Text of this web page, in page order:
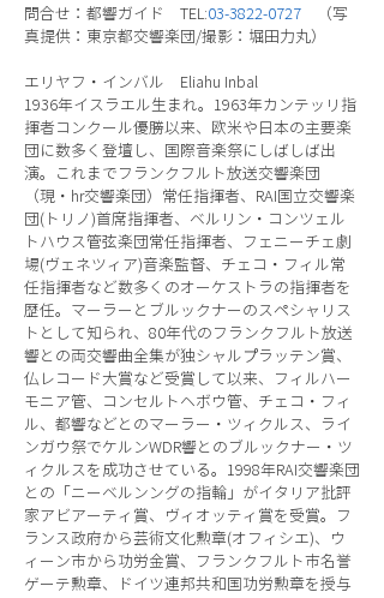
問合せ：都響ガイド TEL:03-3822-0727 （写
真提供：東京都交響楽団/撮影：堀田力丸）
エリヤフ・インバル Eliahu Inbal
1936年イスラエル生まれ。1963年カンテッリ指
揮者コンクール優勝以来、欧米や日本の主要楽
団に数多く登壇し、国際音楽祭にしばしば出
演。これまでフランクフルト放送交響楽団
（現・hr交響楽団）常任指揮者、RAI国立交響楽
団(トリノ)首席指揮者、ベルリン・コンツェル
トハウス管弦楽団常任指揮者、フェニーチェ劇
場(ヴェネツィア)音楽監督、チェコ・フィル常
任指揮者など数多くのオーケストラの指揮者を
歴任。マーラーとブルックナーのスペシャリス
トとして知られ、80年代のフランクフルト放送
響との両交響曲全集が独シャルプラッテン賞、
仏レコード大賞など受賞して以来、フィルハー
モニア管、コンセルトヘボウ管、チェコ・フィ
ル、都響などとのマーラー・ツィクルス、ライ
ンガウ祭でケルンWDR響とのブルックナー・ツ
ィクルスを成功させている。1998年RAI交響楽団
との「ニーベルンングの指輪」がイタリア批評
家アビアーティ賞、ヴィオッティ賞を受賞。フ
ランス政府から芸術文化勲章(オフィシエ)、ウ
ィーン市から功労金賞、フランクフルト市名誉
ゲーテ勲章、ドイツ連邦共和国功労勲章を授与